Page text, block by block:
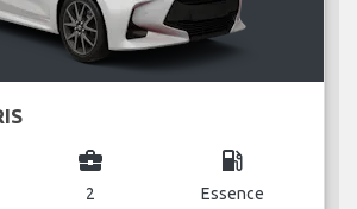
business_center
2
local_gas_station
Essence